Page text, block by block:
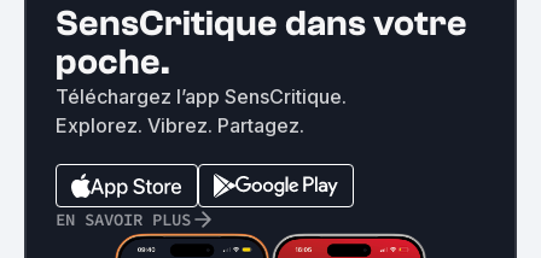
SensCritique dans votre
poche.
Téléchargez l’app SensCritique.
Explorez. Vibrez. Partagez.
EN SAVOIR PLUS